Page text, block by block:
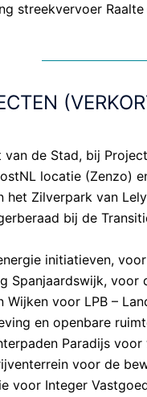
streekvervoer
van de Stad, bij
locatie (Zenzo)
het Zilverpark van
bij de
initiatieven,
Spanjaardswijk, voor
Wijken voor LPB –
en openbare
Paradijs voor
voor de
voor Integer